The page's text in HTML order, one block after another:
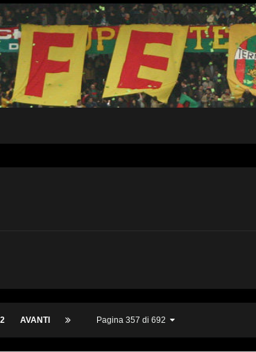
AVANTI Pagina 357 di 692